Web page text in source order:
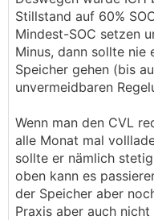
Stillstand auf 60%
Mindest-SOC setzen
Minus, dann sollte nie
Speicher gehen (bis
unvermeidbaren
Wenn man den CVL
alle Monat mal
sollte er nämlich
oben kann es
der Speicher aber
Praxis aber auch